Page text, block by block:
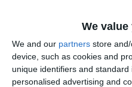
We
We and our partners store
device, such as cookies and
unique identifiers and
personalised advertising and